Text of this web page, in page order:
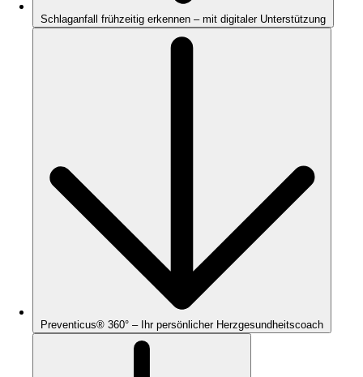
Schlaganfall frühzeitig erkennen – mit digitaler Unterstützung
Preventicus® 360° – Ihr persönlicher Herzgesundheitscoach